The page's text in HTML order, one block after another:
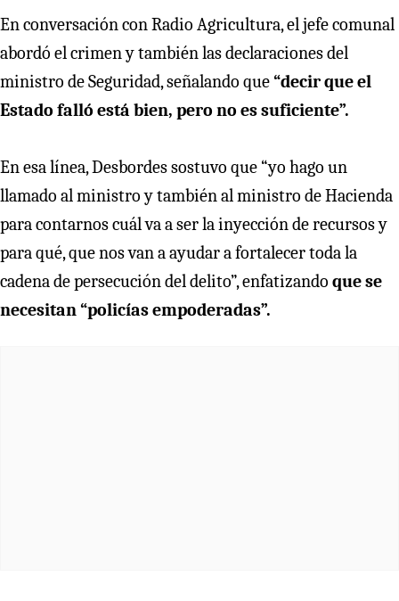
En conversación con Radio Agricultura, el jefe comunal
abordó el crimen y también las declaraciones del
ministro de Seguridad, señalando que“decir que el
Estado falló está bien, pero no es suficiente”.
En esa línea, Desbordes sostuvo que “yo hago un
llamado al ministro y también al ministro de Hacienda
para contarnos cuál va a ser la inyección de recursos y
para qué, que nos van a ayudar a fortalecer toda la
cadena de persecución del delito”, enfatizando que se
necesitan “policías empoderadas”.